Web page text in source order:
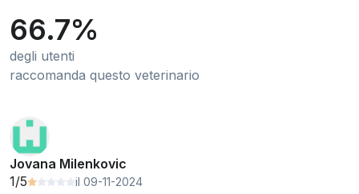
66.7%
degli utenti
raccomanda questo veterinario
Jovana Milenkovic
1/5
il 09-11-2024